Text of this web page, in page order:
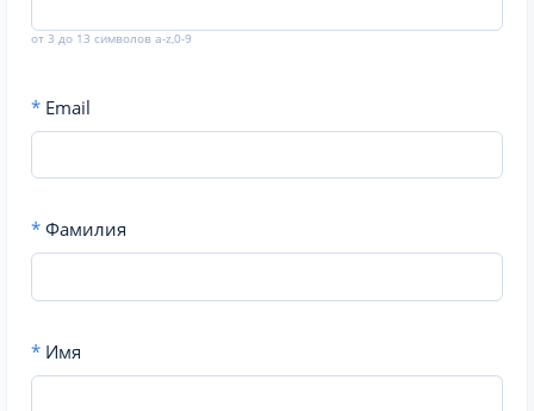
от 3 до 13 символов a-z,0-9
* Email
* Фамилия
* Имя